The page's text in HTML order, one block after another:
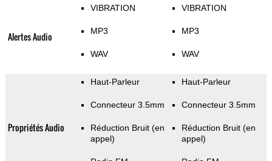
Alertes Audio
VIBRATION
MP3
WAV
VIBRATION
MP3
WAV
Propriétés Audio
Haut-Parleur
Connecteur 3.5mm
Réduction Bruit (en
appel)
Haut-Parleur
Connecteur 3.5mm
Réduction Bruit (en
appel)